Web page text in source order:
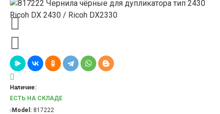
Наличие:
ЕСТЬ НА СКЛАДЕ
Model: 817222